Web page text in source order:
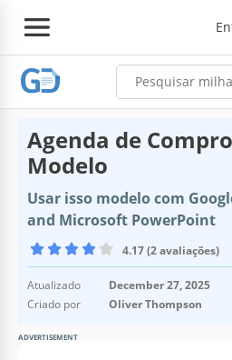
Agenda de
Modelo
Usar isso modelo com
and Microsoft PowerPoint
4.17 (2 avaliações)
Atualizado
December 27, 2025
Criado por
Oliver Thompson
ADVERTISEMENT